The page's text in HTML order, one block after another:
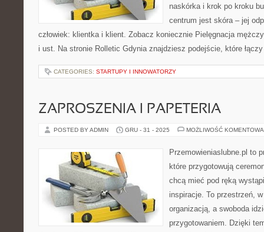
naskórka i krok po kroku
centrum jest skóra – jej
człowiek: klientka i klient. Zobacz koniecznie Pielęgnacja
i ust. Na stronie Rolletic Gdynia znajdziesz podejście, które
CATEGORIES: STARTUPY I INNOWATORZY
ZAPROSZENIA I PAPETERIA
POSTED BY ADMIN GRU - 31 - 2025 MOŻLIWOŚĆ
Przemowieniaslubne.pl to
które przygotowują
chcą mieć pod ręką
inspiracje. To przestrzeń,
organizacją, a swoboda
przygotowaniem. Dzięki